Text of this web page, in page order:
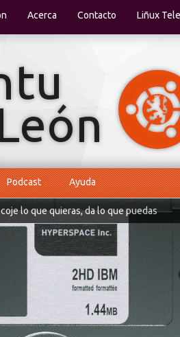
Acerca Contacto Liñux
Podcast Ayuda
lo que quieras, da lo que puedas